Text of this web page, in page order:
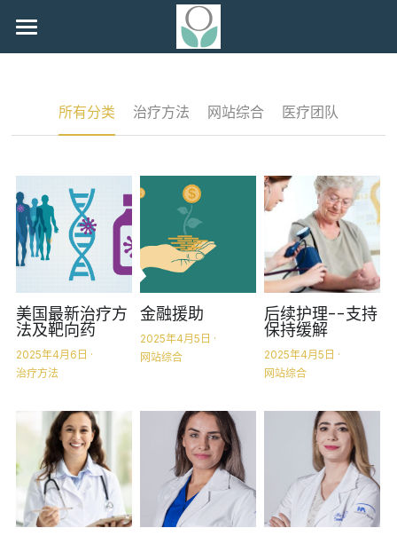
关于我们
常见问题
联系我们
所有分类 治疗方法 网站综合 医疗团队
美国最新治疗方
法及靶向药
2025年4月6日 ·
治疗方法
金融援助
2025年4月5日 ·
网站综合
后续护理--支持
保持缓解
2025年4月5日 ·
网站综合